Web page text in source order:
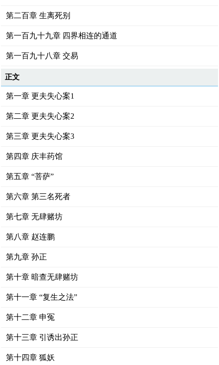
第二百章 生离死别
第一百九十九章 四界相连的通道
第一百九十八章 交易
正文
第一章 更夫失心案1
第二章 更夫失心案2
第三章 更夫失心案3
第四章 庆丰药馆
第五章 “菩萨”
第六章 第三名死者
第七章 无肆赌坊
第八章 赵连鹏
第九章 孙正
第十章 暗查无肆赌坊
第十一章 “复生之法”
第十二章 申冤
第十三章 引诱出孙正
第十四章 狐妖